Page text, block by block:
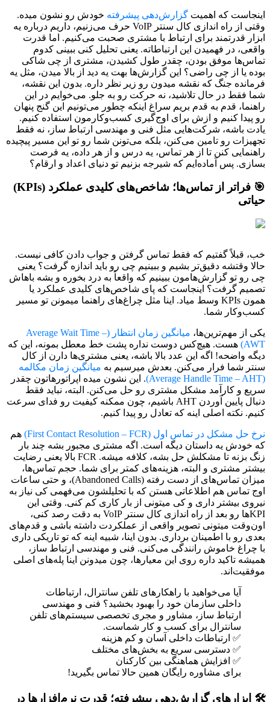
اینجاست که اهمیت گزارش‌دهی پیشرفته خودش رو نشون میده.
وقتی از راه اندازی کال سنتر VoIP حرف می‌زنیم، داریم درباره یه
ابزار قدرتمند برای ارتباط با مشتری صحبت می‌کنیم. اما قدرت
واقعی، در فهمیدن این ارتباطاته. یعنی تحلیل کنی ببینی کدوم
تماس‌ها موفق بودن، چقدر طول کشیدن، مشتری از چی شاکی
بوده یا از چی راضی؟ این گزارش‌ها بهت یه دید از بالا میدن، مثل یه
فرمانده جنگ که نقشه میدون رو زیر نظر داره. بدون این نقشه،
شما فقط در حال تلاشید، نه حرکت رو به جلو. می‌خوایم در این
راهنما، قدم به قدم بریم سراغ اینکه چطور می‌تونیم این گنج پنهان
رو پیدا کنیم و ازش برای اوج‌گیری کسب‌وکارمون استفاده کنیم.
یادت باشه، شرکت‌هایی مثل فنی و مهندسی ارتباط ساز، نه فقط
تجهیزات رو تامین می‌کنن، بلکه می‌تونن شما رو تو این مسیر پیچیده
راهنمایی کنن تا از هر تماس، یه درس و از هر داده، یه فرصت
بسازی. پس آماده‌ایم که شیرجه بزنیم تو دنیای اعداد و ارقام؟
🎯 فراتر از تماس‌ها؛ شاخص‌های کلیدی عملکرد (KPIs)
حیاتی
خب، قبلاً گفتیم که فقط تماس گرفتن و جواب دادن کافی نیست.
حالا وقتشه دقیق‌تر بشیم و ببینیم چی رو باید اندازه گرفت؟ یعنی
چی رو تو گزارش‌هامون ببینیم که واقعاً به درد بخوره و بشه باهاش
تصمیم گرفت؟ اینجاست که پای شاخص‌های کلیدی عملکرد یا
همون KPIs وسط میاد. اینا مثل چراغ‌های راهنما میمونن تو مسیر
کسب‌وکار شما.
یکی از مهم‌ترین‌ها،
میانگین زمان انتظار (Average Wait Time –
AWT) هست. هیچ‌کس دوست نداره پشت خط معطل بمونه، این که
دیگه واضحه! اگه این عدد بالا باشه، یعنی مشتری‌ها دارن از کال
سنتر شما فرار می‌کنن. بعدش میرسیم به میانگین زمان مکالمه
(Average Handle Time – AHT)
. این نشون میده اپراتورهاتون چقدر
سریع و کارآمد مشکل مشتری رو حل می‌کنن. البته، نباید فقط
دنبال پایین آوردن AHT باشیم، چون ممکنه کیفیت رو فدای سرعت
کنیم. نکته اصلی اینه که تعادل رو پیدا کنیم.
نرخ حل مشکل در تماس اول (First Contact Resolution – FCR)
هم
که خودش یه داستان دیگه است. اگه مشتری مجبور بشه چند بار
زنگ بزنه تا مشکلش حل بشه، کلافه میشه. FCR بالا یعنی رضایت
بیشتر مشتری و البته، هزینه‌های کمتر برای شما. حجم تماس‌ها،
میزان تماس‌های از دست رفته (Abandoned Calls)، و حتی ساعات
اوج تماس هم اطلاعاتی هستن که با تحلیلشون می‌فهمی کی نیاز به
نیروی بیشتر داری و کی میتونی از بار کاری کم کنی. وقتی این
KPIها رو بعد از راه اندازی کال سنتر VoIP به دقت رصد کنی،
اون‌وقت میتونی تصویر واقعی از عملکردت داشته باشی و قدم‌های
بعدی رو با اطمینان برداری. بدون اینا، شبیه اینه که تو تاریکی داری
با چراغ خاموش رانندگی می‌کنی. فنی و مهندسی ارتباط ساز،
همیشه تاکید داره روی این معیارها، چون میدونن اینا پله‌های اصلی
موفقیت‌اند.
آیا می‌خواهید با راهکارهای تلفن سانترال، ارتباطات
داخلی سازمان خود را بهبود بخشید؟ فنی و مهندسی
ارتباط ساز، مشاور و مجری تخصصی سیستم‌های تلفن
سانترال برای کسب و کار شماست.
✅ ارتباطات داخلی آسان و کم هزینه
✅ دسترسی سریع به بخش‌های مختلف
✅ افزایش هماهنگی بین کارکنان
برای مشاوره رایگان همین حالا تماس بگیرید!
🛠️ ابزارهای گزارش‌دهی پیشرفته؛ قدرت نرم‌افزارها در